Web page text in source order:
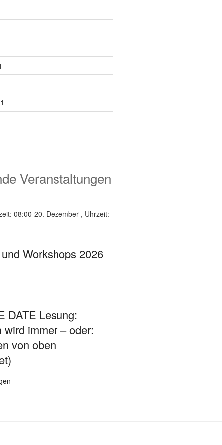
Veranstaltungen
08:00-20. Dezember , Uhrzeit:
Workshops 2026
DATE Lesung:
wird immer – oder:
von oben